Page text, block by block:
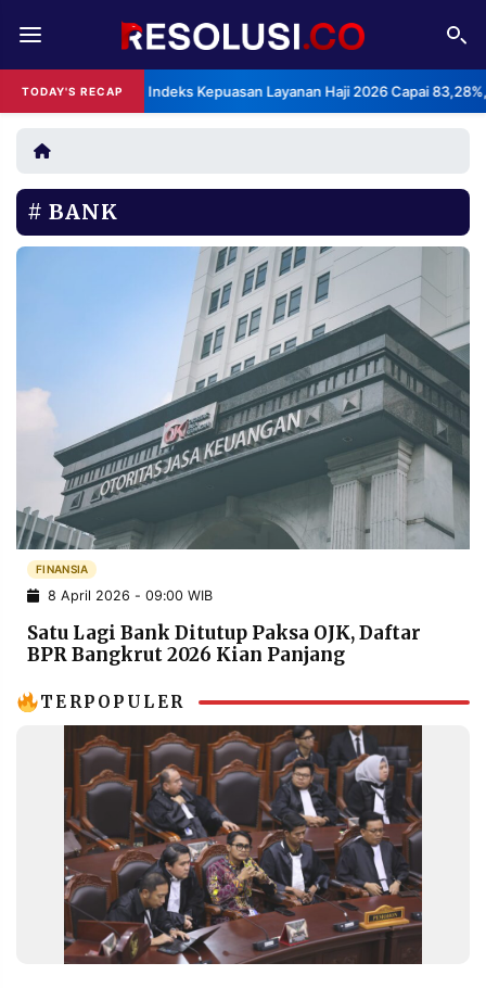
TODAY'S RECAP
BPS: Indeks Kepuasan Layanan Haji 2026 Capai 83,28%,
REDAKSI TENTANG
RESOLUSI IKLAN
RUBRIKASI
EDITORIAL AKSARA
PERSONA
NASIONAL
SPORT
INFORMASI
PRIVACY
POLICY
BERITA
INFORMASI
IKLAN
KIRIM
PENGADUAN TERM
SERVICE
IKUTI
RESOLUSI
BANK
FINANSIA
8 April 2026 - 09:00 WIB
Satu Lagi Bank Ditutup Paksa OJK, Daftar
BPR Bangkrut 2026 Kian Panjang
TERPOPULER